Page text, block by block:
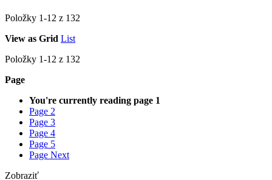
Položky 1-12 z 132
View as Grid List
Položky 1-12 z 132
Page
You're currently reading page 1
Page 2
Page 3
Page 4
Page 5
Page Next
Zobraziť